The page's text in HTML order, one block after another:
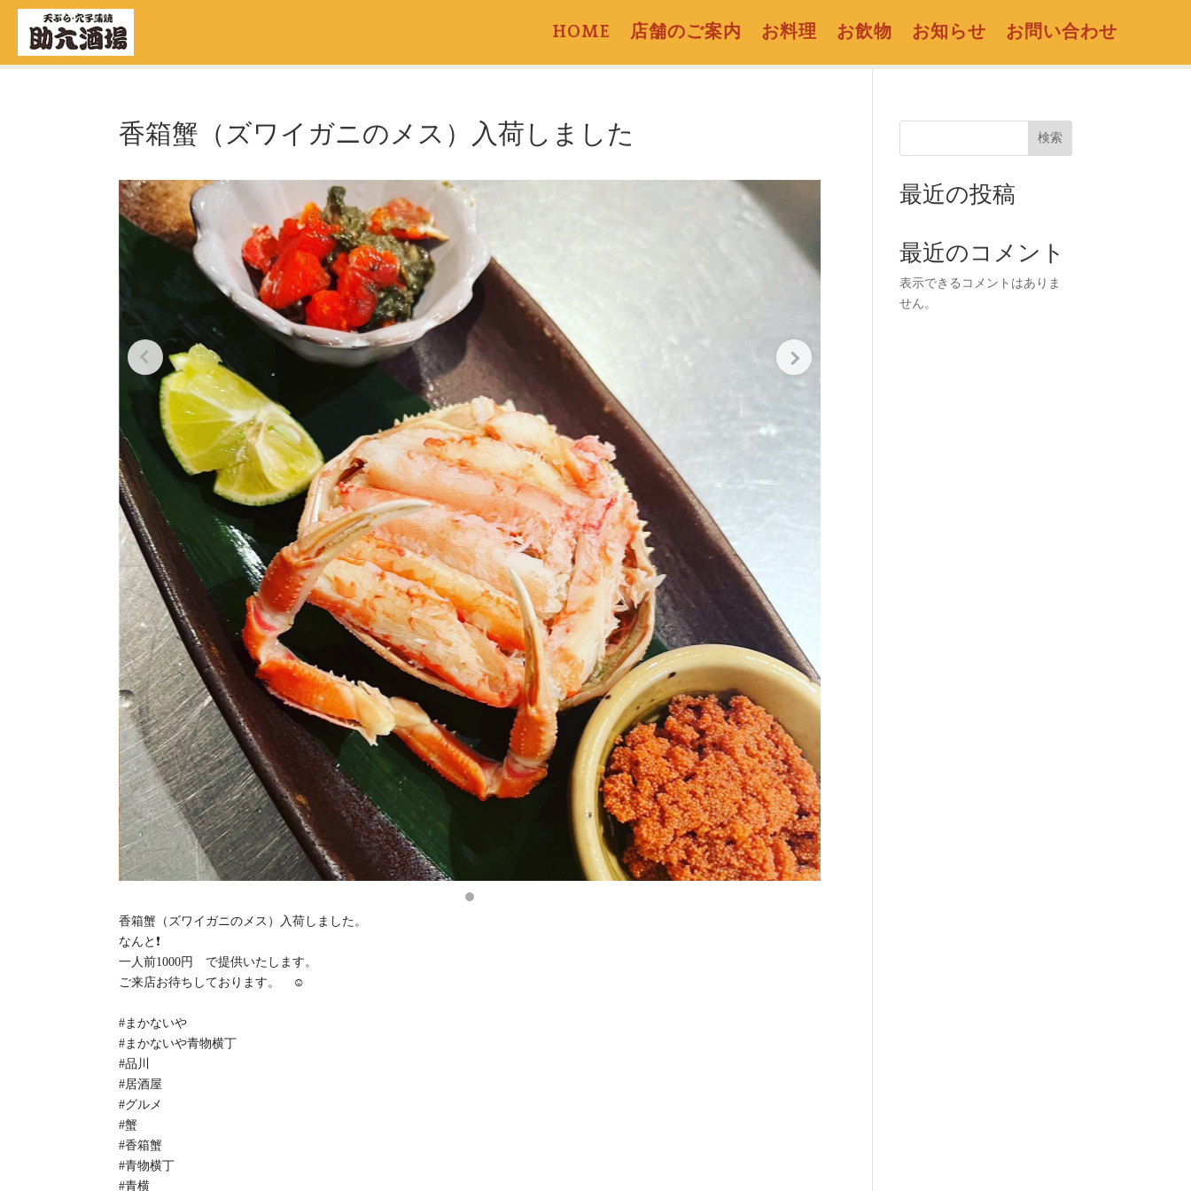
HOME 店舗のご案内 お料理 お飲物 お知らせ お問い合わせ
香箱蟹（ズワイガニのメス）入荷しました
香箱蟹（ズワイガニのメス）入荷しました。
なんと❗️
一人前1000円 で提供いたします。
ご来店お待ちしております。 ☺️
#まかないや
#まかないや青物横丁
#品川
#居酒屋
#グルメ
#蟹
#香箱蟹
#青物横丁
#青横
検索
最近の投稿
最近のコメント
表示できるコメントはありま
せん。